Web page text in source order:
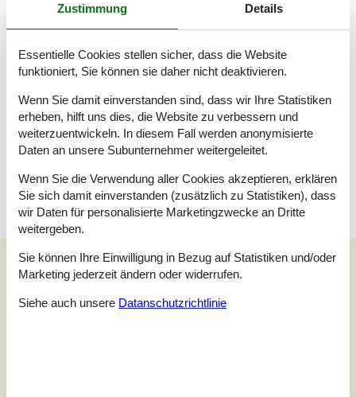
Raumaufteilung
Einzelbett - 90 x 200
Einzelbett - 90 x 200
Schlafzimmer
Doppelbett - 180 x 200
Schlafzimmer
Unsere Gästebewertungen
Zustimmung Details
Essentielle Cookies stellen sicher, dass die Website
funktioniert, Sie können sie daher nicht deaktivieren.
Wenn Sie damit einverstanden sind, dass wir Ihre Statistiken
erheben, hilft uns dies, die Website zu verbessern und
weiterzuentwickeln. In diesem Fall werden anonymisierte
Daten an unsere Subunternehmer weitergeleitet.
Wenn Sie die Verwendung aller Cookies akzeptieren, erklären
Sie sich damit einverstanden (zusätzlich zu Statistiken), dass
wir Daten für personalisierte Marketingzwecke an Dritte
weitergeben.
Sie können Ihre Einwilligung in Bezug auf Statistiken und/oder
Marketing jederzeit ändern oder widerrufen.
Siehe auch unsere Datanschutzrichtlinie